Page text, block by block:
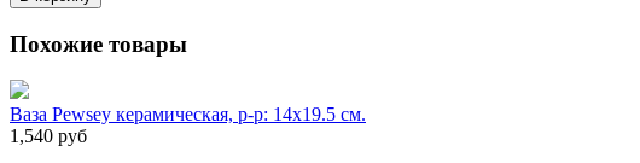
Похожие товары
Ваза Pewsey керамическая, р-р: 14х19.5 см.
1,540 руб